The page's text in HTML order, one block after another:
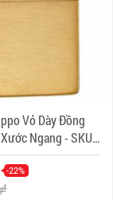
Vỏ Dày Đồng
Ngang - SKU
Armor Brushed
-22%
đ